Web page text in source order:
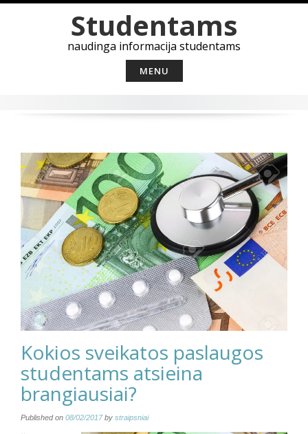
Studentams
naudinga informacija studentams
MENU
Kokios sveikatos paslaugos
studentams atsieina
brangiausiai?
Published on 08/02/2017by straipsniai